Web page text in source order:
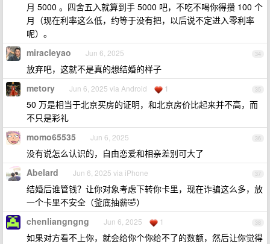
月 5000 。四舍五入就算到手 5000 吧，不吃不喝你得攒 100 个
月（现在利率这么低，约等于没有把，以后说不定进入零利率
呢）。
34
miracleyao Jun 6, 2025
放弃吧，这就不是真的想结婚的样子
35
metory Jun 6, 2025 via Android 1
50 万是相当于北京买房的证明，和北京房价比起来并不高，而
不只是彩礼
36
momo65535 Jun 6, 2025
没有说怎么认识的，自由恋爱和相亲差别可大了
37
Abelard Jun 6, 2025 via iPhone
结婚后谁管钱？让你对象考虑下转你卡里，现在诈骗这么多，放
一个卡里不安全（釜底抽薪🤣）
38
chenliangngng Jun 6, 2025 1
如果对方看不上你，就会给你个你给不了的数额，然后让你觉得